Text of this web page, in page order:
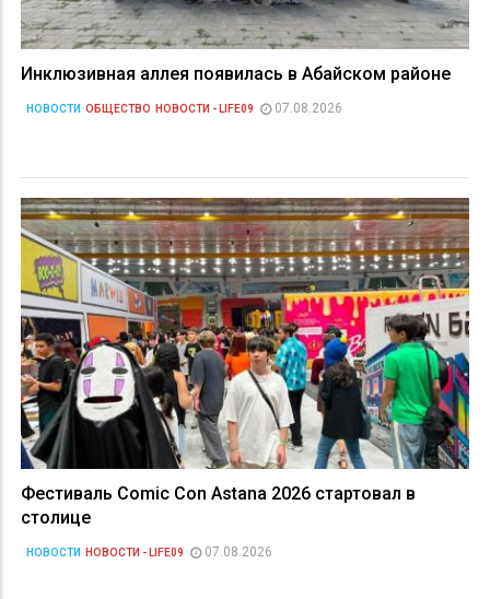
Инклюзивная аллея появилась в Абайском районе
НОВОСТИ ОБЩЕСТВО НОВОСТИ - LIFE09 07.08.2026
Фестиваль Comic Con Astana 2026 стартовал в
столице
НОВОСТИ НОВОСТИ - LIFE09 07.08.2026